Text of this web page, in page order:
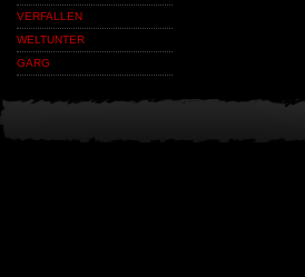
VERFALLEN
WELTUNTER
GARG